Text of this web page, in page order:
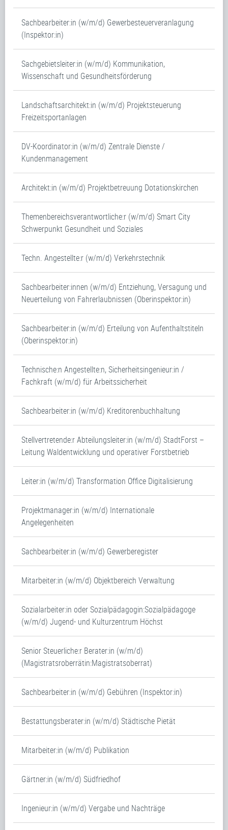
Sachbearbeiter:in (w/m/d) Gewerbesteuerveranlagung
(Inspektor:in)
Sachgebietsleiter:in (w/m/d) Kommunikation,
Wissenschaft und Gesundheitsförderung
Landschaftsarchitekt:in (w/m/d) Projektsteuerung
Freizeitsportanlagen
DV-Koordinator:in (w/m/d) Zentrale Dienste /
Kundenmanagement
Architekt:in (w/m/d) Projektbetreuung Dotationskirchen
Themenbereichsverantwortliche:r (w/m/d) Smart City
Schwerpunkt Gesundheit und Soziales
Techn. Angestellte:r (w/m/d) Verkehrstechnik
Sachbearbeiter:innen (w/m/d) Entziehung, Versagung und
Neuerteilung von Fahrerlaubnissen (Oberinspektor:in)
Sachbearbeiter:in (w/m/d) Erteilung von Aufenthaltstiteln
(Oberinspektor:in)
Technische:n Angestellte:n, Sicherheitsingenieur:in /
Fachkraft (w/m/d) für Arbeitssicherheit
Sachbearbeiter:in (w/m/d) Kreditorenbuchhaltung
Stellvertretende:r Abteilungsleiter:in (w/m/d) StadtForst –
Leitung Waldentwicklung und operativer Forstbetrieb
Leiter:in (w/m/d) Transformation Office Digitalisierung
Projektmanager:in (w/m/d) Internationale
Angelegenheiten
Sachbearbeiter:in (w/m/d) Gewerberegister
Mitarbeiter:in (w/m/d) Objektbereich Verwaltung
Sozialarbeiter:in oder Sozialpädagogin:Sozialpädagoge
(w/m/d) Jugend- und Kulturzentrum Höchst
Senior Steuerliche:r Berater:in (w/m/d)
(Magistratsroberrätin:Magistratsoberrat)
Sachbearbeiter:in (w/m/d) Gebühren (Inspektor:in)
Bestattungsberater:in (w/m/d) Städtische Pietät
Mitarbeiter:in (w/m/d) Publikation
Gärtner:in (w/m/d) Südfriedhof
Ingenieur:in (w/m/d) Vergabe und Nachträge